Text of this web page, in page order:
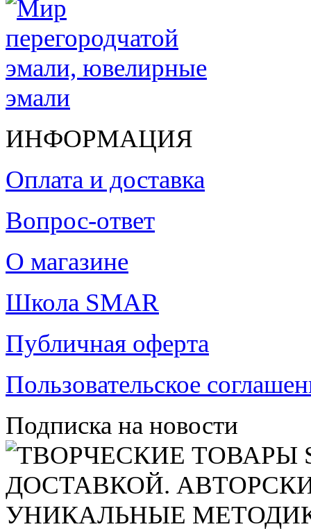
ИНФОРМАЦИЯ
Оплата и доставка
Вопрос-ответ
О магазине
Школа SMAR
Публичная оферта
Пользовательское
Подписка на новости